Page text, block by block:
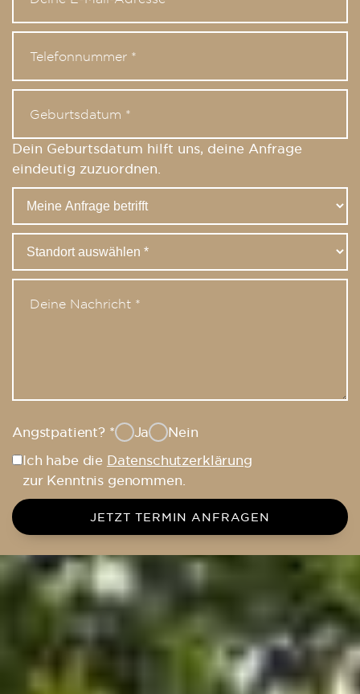
Dein Geburtsdatum hilft uns, deine Anfrage
eindeutig zuzuordnen.
Angstpatient? * Ja
Nein
Ich habe die Datenschutzerklärung
zur Kenntnis genommen.
JETZT TERMIN ANFRAGEN
Dorow Clinic Jestetten – Dein
Zahnarzt für moderne Zahnmedizin
Auf der Suche nach einem Zahnarzt in Jestetten,